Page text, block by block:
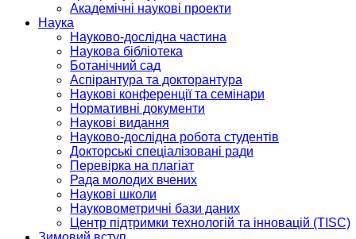
Академічні наукові проекти
Наука
Науково-дослідна частина
Наукова бібліотека
Ботанічний сад
Аспірантура та докторантура
Наукові конференції та семінари
Нормативні документи
Наукові видання
Науково-дослідна робота студентів
Докторські спеціалізовані ради
Перевірка на плагіат
Рада молодих вчених
Наукові школи
Науковометричні бази даних
Центр підтримки технологій та інновацій (TISC)